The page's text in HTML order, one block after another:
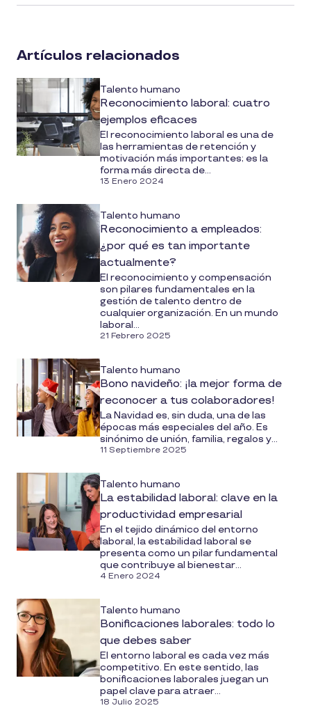
article
media
Artículos relacionados
Talento humano
Reconocimiento laboral: cuatro
ejemplos eficaces
El reconocimiento laboral es una de
las herramientas de retención y
motivación más importantes; es la
forma más directa de...
13 Enero 2024
Talento humano
Reconocimiento a empleados:
¿por qué es tan importante
actualmente?
El reconocimiento y compensación
son pilares fundamentales en la
gestión de talento dentro de
cualquier organización. En un mundo
laboral...
21 Febrero 2025
Talento humano
Bono navideño: ¡la mejor forma de
reconocer a tus colaboradores!
La Navidad es, sin duda, una de las
épocas más especiales del año. Es
sinónimo de unión, familia, regalos y...
11 Septiembre 2025
Talento humano
La estabilidad laboral: clave en la
productividad empresarial
En el tejido dinámico del entorno
laboral, la estabilidad laboral se
presenta como un pilar fundamental
que contribuye al bienestar...
4 Enero 2024
Talento humano
Bonificaciones laborales: todo lo
que debes saber
El entorno laboral es cada vez más
competitivo. En este sentido, las
bonificaciones laborales juegan un
papel clave para atraer...
18 Julio 2025